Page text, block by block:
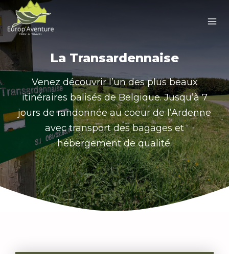
Skip
to
content
La Transardennaise
Venez découvrir l’un des plus beaux
itinéraires balisés de Belgique. Jusqu’à 7
jours de randonnée au coeur de l’Ardenne
avec transport des bagages et
hébergement de qualité.